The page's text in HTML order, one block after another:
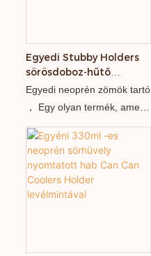
Egyedi Stubby Holders
sörösdoboz-hűtő
neoprén szublimációs
ütésálló szigetelt
Egyedi neoprén zömök tartó
， Egy olyan termék, amely
funkcionalitásáról ismert.
Egyedi, zárt cellás
habszerkezetének
köszönhetően kiváló
szigetelést, vízszigetelést,